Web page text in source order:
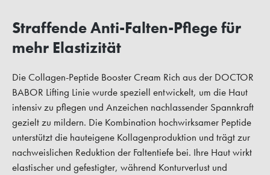
Straffende Anti-Falten-Pflege für
mehr Elastizität
Die Collagen-Peptide Booster Cream Rich aus der DOCTOR
BABOR Lifting Linie wurde speziell entwickelt, um die Haut
intensiv zu pflegen und Anzeichen nachlassender Spannkraft
gezielt zu mildern. Die Kombination hochwirksamer Peptide
unterstützt die hauteigene Kollagenproduktion und trägt zur
nachweislichen Reduktion der Faltentiefe bei. Ihre Haut wirkt
elastischer und gefestigter, während Konturverlust und